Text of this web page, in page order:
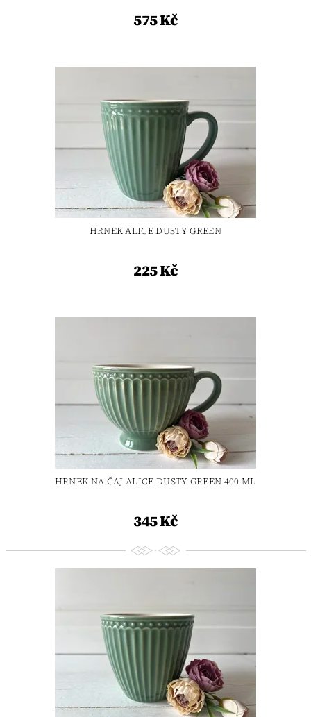
575 Kč
HRNEK ALICE DUSTY GREEN
225 Kč
HRNEK NA ČAJ ALICE DUSTY GREEN 400 ML
345 Kč